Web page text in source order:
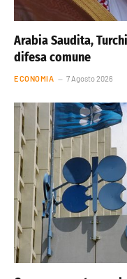
Arabia Saudita,
difesa comune
ECONOMIA 7 Agosto 2026